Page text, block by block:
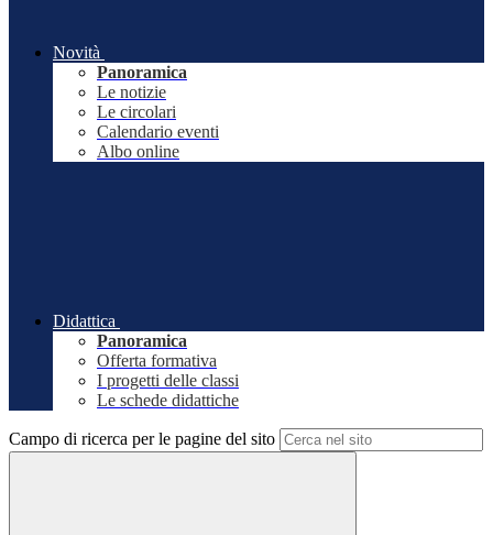
Novità
Panoramica
Le notizie
Le circolari
Calendario eventi
Albo online
Didattica
Panoramica
Offerta formativa
I progetti delle classi
Le schede didattiche
Campo di ricerca per le pagine del sito